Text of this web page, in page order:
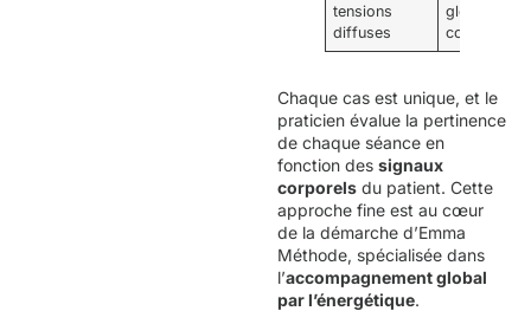
tensions
diffuses
global du
corps
Chaque cas est unique, et le
praticien évalue la pertinence
de chaque séance en
fonction des signaux
corporels du patient. Cette
approche fine est au cœur
de la démarche d’Emma
Méthode, spécialisée dans
l’accompagnement global
par l’énergétique.